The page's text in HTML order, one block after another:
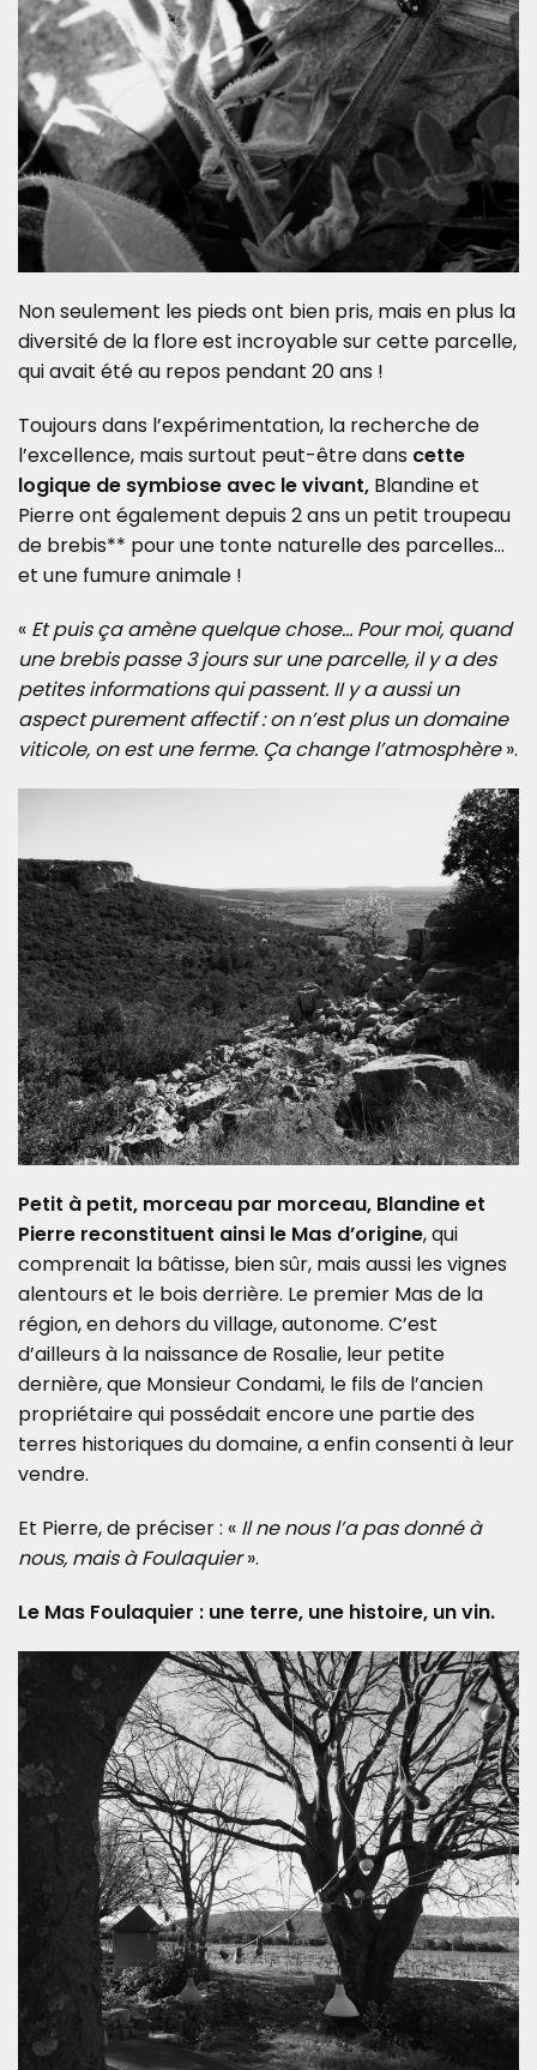
Non seulement les pieds ont bien pris, mais en plus la
diversité de la flore est incroyable sur cette parcelle,
qui avait été au repos pendant 20 ans !
Toujours dans l’expérimentation, la recherche de
l’excellence, mais surtout peut-être dans cette
logique de symbiose avec le vivant, Blandine et
Pierre ont également depuis 2 ans un petit troupeau
de brebis** pour une tonte naturelle des parcelles…
et une fumure animale !
« Et puis ça amène quelque chose… Pour moi, quand
une brebis passe 3 jours sur une parcelle, il y a des
petites informations qui passent. II y a aussi un
aspect purement affectif : on n’est plus un domaine
viticole, on est une ferme. Ça change l’atmosphère».
Petit à petit, morceau par morceau, Blandine et
Pierre reconstituent ainsi le Mas d’origine, qui
comprenait la bâtisse, bien sûr, mais aussi les vignes
alentours et le bois derrière. Le premier Mas de la
région, en dehors du village, autonome. C’est
d’ailleurs à la naissance de Rosalie, leur petite
dernière, que Monsieur Condami, le fils de l’ancien
propriétaire qui possédait encore une partie des
terres historiques du domaine, a enfin consenti à leur
vendre.
Et Pierre, de préciser : « Il ne nous l’a pas donné à
nous, mais à Foulaquier».
Le Mas Foulaquier : une terre, une histoire, un vin.